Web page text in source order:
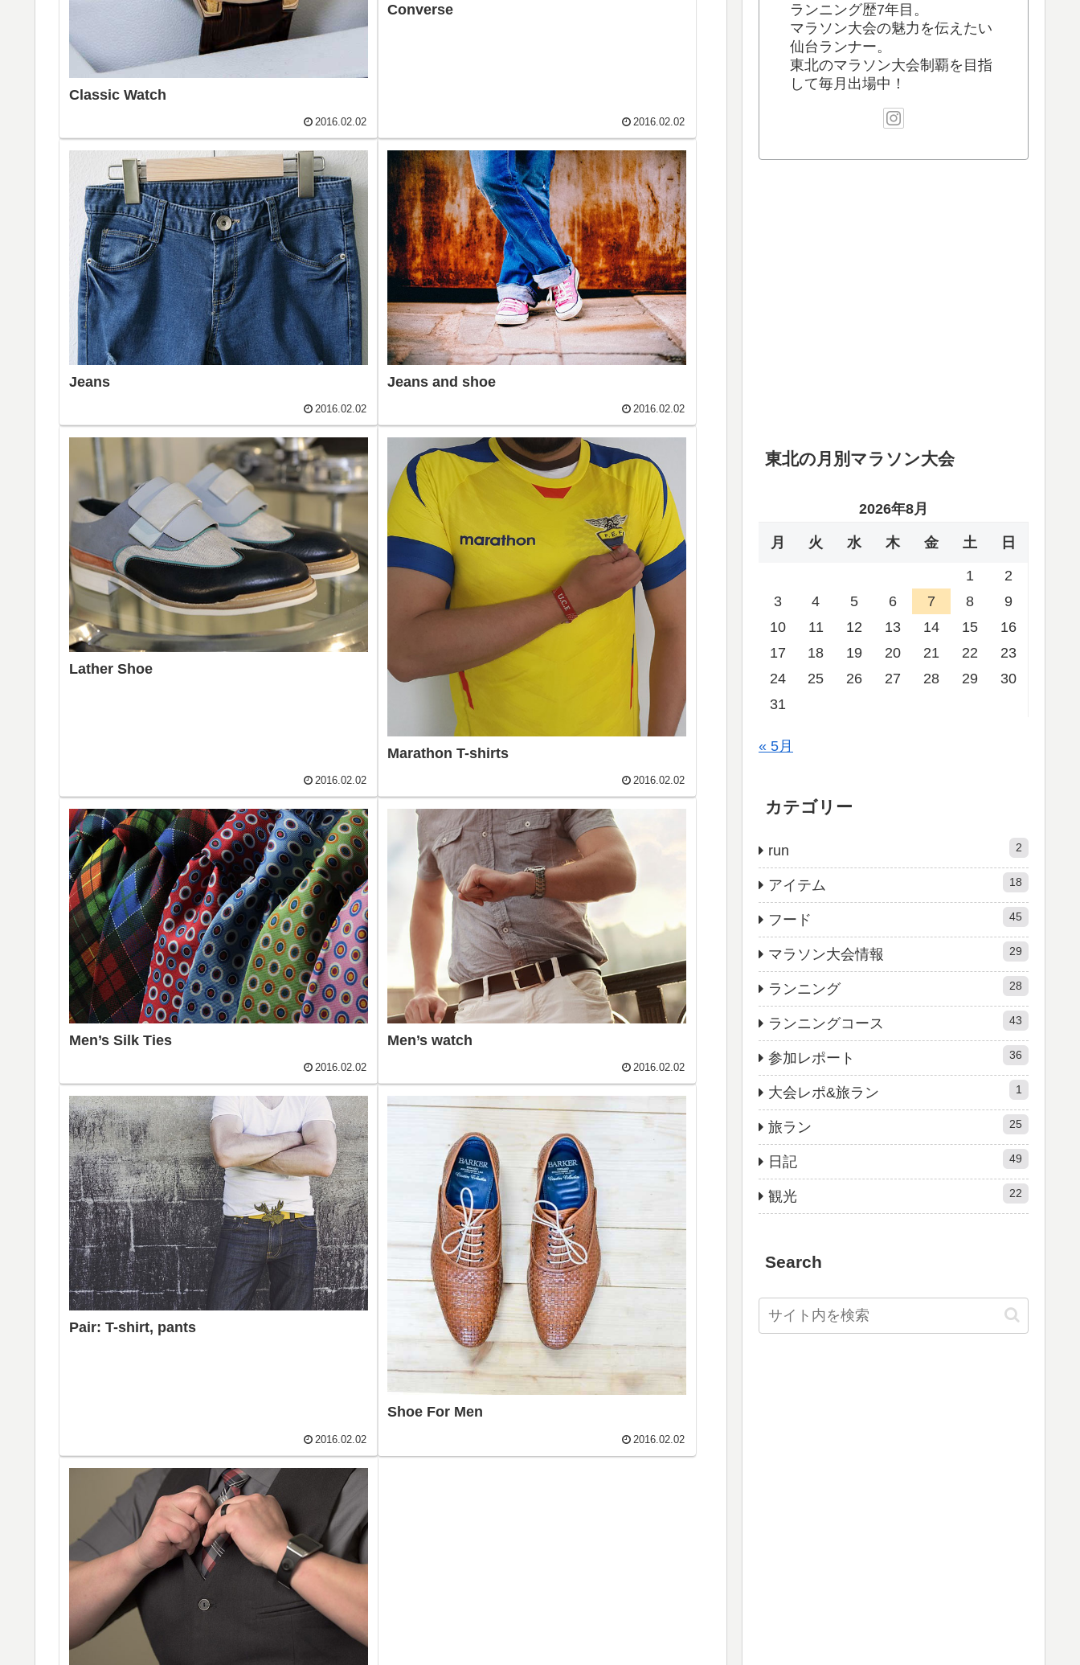
Classic Watch
2016.02.02
Converse
2016.02.02
Jeans
2016.02.02
Jeans and shoe
2016.02.02
Lather Shoe
2016.02.02
Marathon T-shirts
2016.02.02
Men’s Silk Ties
2016.02.02
Men’s watch
2016.02.02
Pair: T-shirt, pants
2016.02.02
Shoe For Men
2016.02.02
ランニング歴7年目。
マラソン大会の魅力を伝えたい
仙台ランナー。
東北のマラソン大会制覇を目指
して毎月出場中！
東北の月別マラソン大会
2026年8月
月 火 水 木 金 土 日
1
2
3
4 5 6 7 8
9
10
11 12 13 14 15
16
17
18 19 20 21 22
23
24
25 26 27 28 29
30
31
« 5月
カテゴリー
run 2
アイテム 18
フード 45
マラソン大会情報 29
ランニング 28
ランニングコース 43
参加レポート 36
大会レポ&旅ラン 1
旅ラン 25
日記 49
観光 22
Search